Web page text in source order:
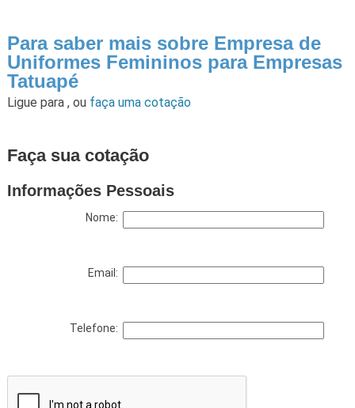
Para saber mais sobre Empresa de
Uniformes Femininos para Empresas
Tatuapé
Ligue para , ou faça uma cotação
Faça sua cotação
Informações Pessoais
Nome:
Email:
Telefone: